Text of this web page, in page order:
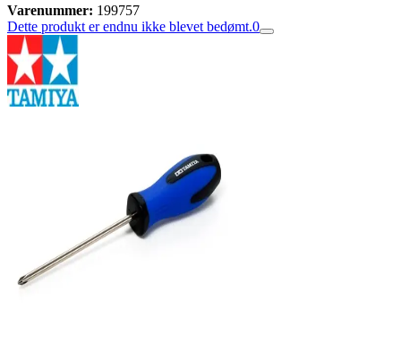
Varenummer: 199757
Dette produkt er endnu ikke blevet bedømt.0